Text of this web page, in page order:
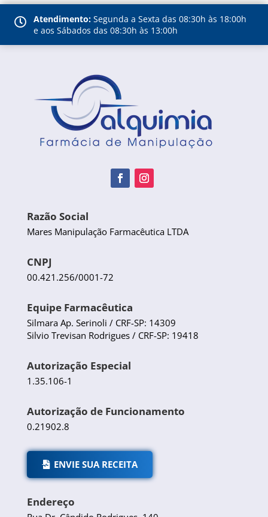
 Atendimento: Segunda a Sexta das 08:30h às 18:00h
e aos Sábados das 08:30h às 13:00h
Razão Social
Mares Manipulação Farmacêutica LTDA
CNPJ
00.421.256/0001-72
Equipe Farmacêutica
Silmara Ap. Serinoli / CRF-SP: 14309
Silvio Trevisan Rodrigues / CRF-SP: 19418
Autorização Especial
1.35.106-1
Autorização de Funcionamento
0.21902.8
ENVIE SUA RECEITA
Endereço